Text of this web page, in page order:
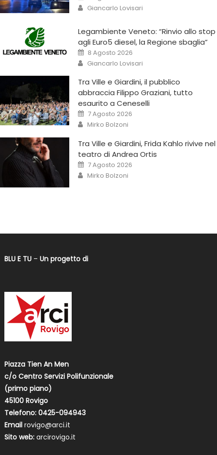
Giancarlo Lovisari
Legambiente Veneto: “Rinvio allo stop
agli Euro5 diesel, la Regione sbaglia”
8 Agosto 2026
Giancarlo Lovisari
Tra Ville e Giardini, il pubblico
abbraccia Filippo Graziani, tutto
esaurito a Ceneselli
7 Agosto 2026
Mirko Bolzoni
Tra Ville e Giardini, Frida Kahlo rivive nel
teatro di Andrea Ortis
7 Agosto 2026
Mirko Bolzoni
BLU E TU– Un progetto di
Piazza Tien An Men
c/o Centro Servizi Polifunzionale
(primo piano)
45100 Rovigo
Telefono: 0425-094943
Email rovigo@arci.it
Sito web: arcirovigo.it